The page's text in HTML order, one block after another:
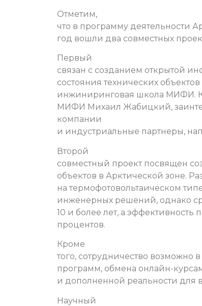
Отметим,
что в программу деятельности
год вошли два совместных
Первый
связан с созданием открытой
состояния технических
инжиниринговая школа МИФИ.
МИФИ Михаил Жабицкий,
компании
и индустриальные партнеры,
Второй
совместный проект посвящен
объектов в Арктической зоне.
на термофотовольтаическом
инженерных решений, однако
10 и более лет, а эффективность
процентов.
Кроме
того, сотрудничество возможно
программ, обмена онлайн-
и дополненной реальности для
Научный